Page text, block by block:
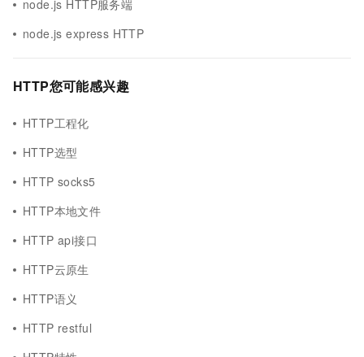
node.js HTTP服务端
node.js express HTTP
HTTP您可能感兴趣
HTTP工程化
HTTP选型
HTTP socks5
HTTP本地文件
HTTP api接口
HTTP云原生
HTTP语义
HTTP restful